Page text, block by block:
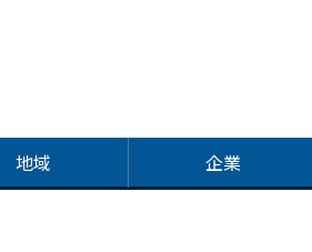
地域 企業